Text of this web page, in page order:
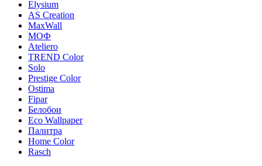
Elysium
AS Creation
MaxWall
МОФ
Ateliero
TREND Color
Solo
Prestige Color
Ostima
Fipar
Белобои
Eco Wallpaper
Палитра
Home Color
Rasch